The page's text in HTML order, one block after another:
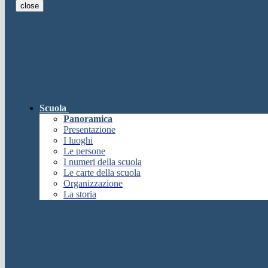
Chiudi
Informazione
Attendere...
Attendere il completamento dell'operazione...
close
Scuola
Panoramica
Presentazione
I luoghi
Le persone
I numeri della scuola
Le carte della scuola
Organizzazione
La storia